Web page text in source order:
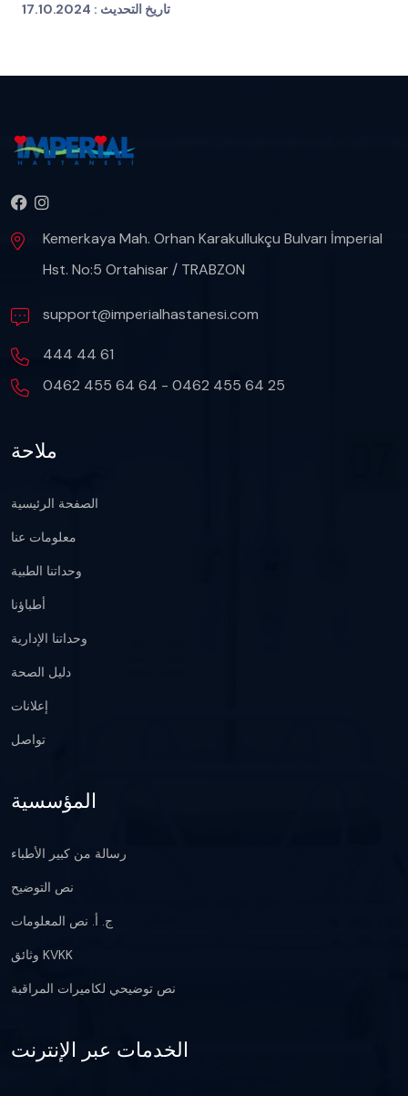
تاريخ التحديث : 17.10.2024
Kemerkaya Mah. Orhan Karakullukçu Bulvarı İmperial
Hst. No:5 Ortahisar / TRABZON
support@imperialhastanesi.com
444 44 61
0462 455 64 64 - 0462 455 64 25
ملاحة
الصفحة الرئيسية
معلومات عنا
وحداتنا الطبية
أطباؤنا
وحداتنا الإدارية
دليل الصحة
إعلانات
تواصل
المؤسسية
رسالة من كبير الأطباء
نص التوضيح
ج. أ. نص المعلومات
وثائق KVKK
نص توضيحي لكاميرات المراقبة
الخدمات عبر الإنترنت